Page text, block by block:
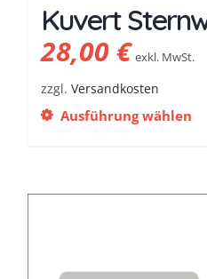
Kuvert
28,00€ exkl. MwSt.
zzgl. Versandkosten
Ausführung wählen